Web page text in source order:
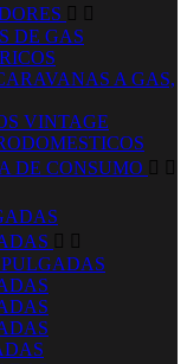
 
DE GAS
A GAS,
VINTAGE
DE CONSUMO  
 